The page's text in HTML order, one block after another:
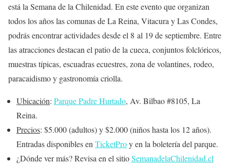
está la Semana de la Chilenidad. En este evento que organizan
todos los años las comunas de La Reina, Vitacura y Las Condes,
podrás encontrar actividades desde el 8 al 19 de septiembre. Entre
las atracciones destacan el patio de la cueca, conjuntos folclóricos,
muestras típicas, escuadras ecuestres, zona de volantines, rodeo,
paracaidismo y gastronomía criolla.
Ubicación: Parque Padre Hurtado, Av. Bilbao #8105, La
Reina.
Precios: $5.000 (adultos) y $2.000 (niños hasta los 12 años).
Entradas disponibles en TicketProy en la boletería del parque.
¿Dónde ver más? Revisa en el sitioSemanadelaChilenidad.cl